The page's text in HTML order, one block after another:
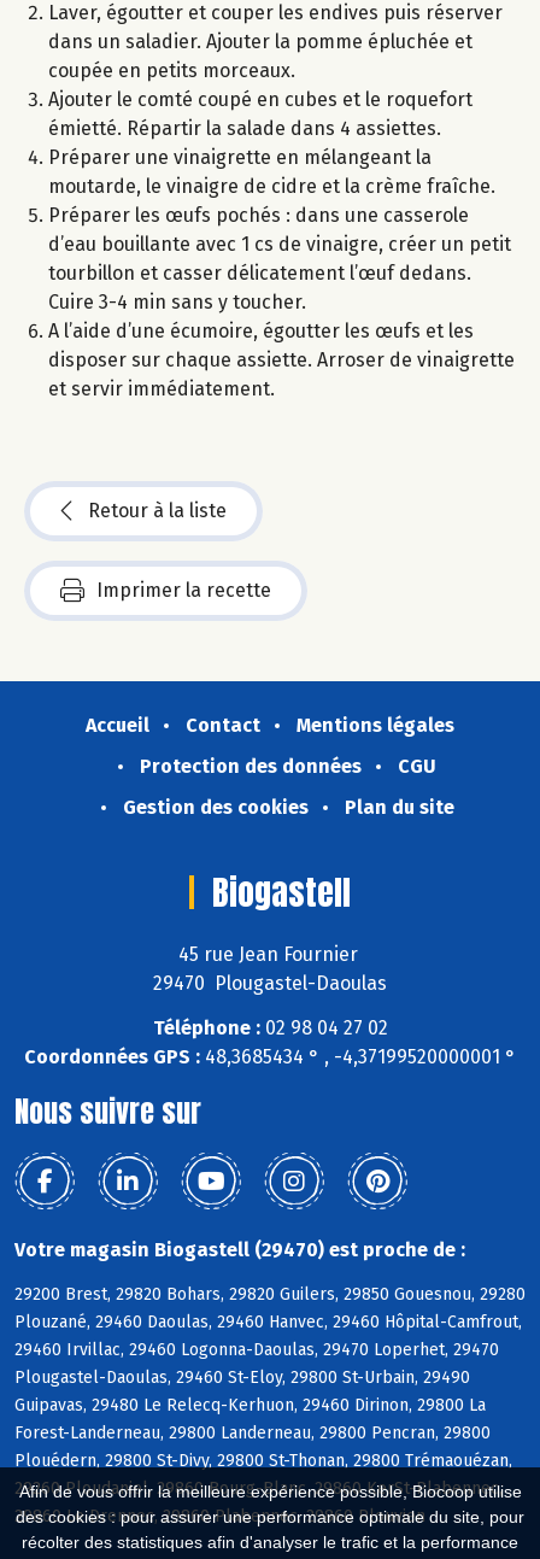
Afin de vous offrir la meilleure expérience possible, Biocoop utilise
des cookies : pour assurer une performance optimale du site, pour
récolter des statistiques afin d'analyser le trafic et la performance
Laver, égoutter et couper les endives puis réserver
dans un saladier. Ajouter la pomme épluchée et
coupée en petits morceaux.
Ajouter le comté coupé en cubes et le roquefort
émietté. Répartir la salade dans 4 assiettes.
Préparer une vinaigrette en mélangeant la
moutarde, le vinaigre de cidre et la crème fraîche.
Préparer les œufs pochés : dans une casserole
d’eau bouillante avec 1 cs de vinaigre, créer un petit
tourbillon et casser délicatement l’œuf dedans.
Cuire 3-4 min sans y toucher.
A l’aide d’une écumoire, égoutter les œufs et les
disposer sur chaque assiette. Arroser de vinaigrette
et servir immédiatement.
Retour à la liste
Imprimer la recette
Accueil Contact
Mentions légales
Protection des données
CGU
Gestion des cookies
Plan du site
Biogastell
45 rue Jean Fournier
29470 Plougastel-Daoulas
Téléphone :02 98 04 27 02
Coordonnées GPS : 48,3685434 ° , -4,37199520000001 °
Nous suivre sur
Votre magasin Biogastell (29470) est proche de :
29200 Brest, 29820 Bohars, 29820 Guilers, 29850 Gouesnou, 29280
Plouzané, 29460 Daoulas, 29460 Hanvec, 29460 Hôpital-Camfrout,
29460 Irvillac, 29460 Logonna-Daoulas, 29470 Loperhet, 29470
Plougastel-Daoulas, 29460 St-Eloy, 29800 St-Urbain, 29490
Guipavas, 29480 Le Relecq-Kerhuon, 29460 Dirinon, 29800 La
Forest-Landerneau, 29800 Landerneau, 29800 Pencran, 29800
Plouédern, 29800 St-Divy, 29800 St-Thonan, 29800 Trémaouézan,
29260 Ploudaniel, 29860 Bourg-Blanc, 29860 KerSt-Plabennec,
29860 Le Drennec, 29860 Plabennec, 29860 Plouvien